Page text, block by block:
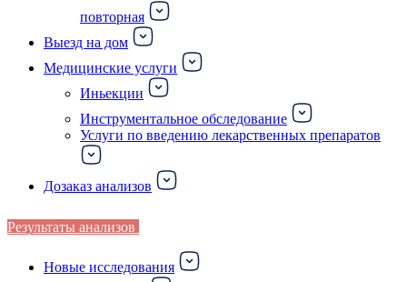
повторная
Выезд на дом
Медицинские услуги
Иньекции
Инструментальное обследование
Услуги по введению лекарственных препаратов
Дозаказ анализов
Результаты анализов
Новые исследования